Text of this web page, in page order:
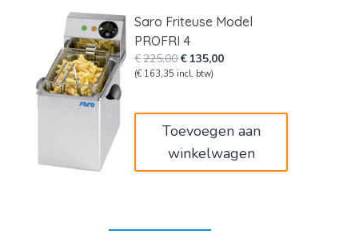
Saro Friteuse Model
PROFRI 4
€225,00Oorspronkelijke
prijs
€ 135,00Huidige
(€ 163,35 incl. btw)
Toevoegen aan
winkelwagen